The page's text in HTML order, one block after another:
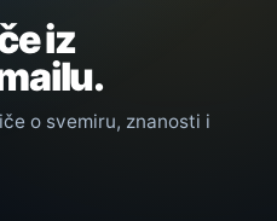
iz
o svemiru, znanosti i